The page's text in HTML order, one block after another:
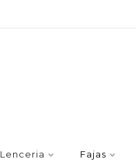
Lenceria Fajas